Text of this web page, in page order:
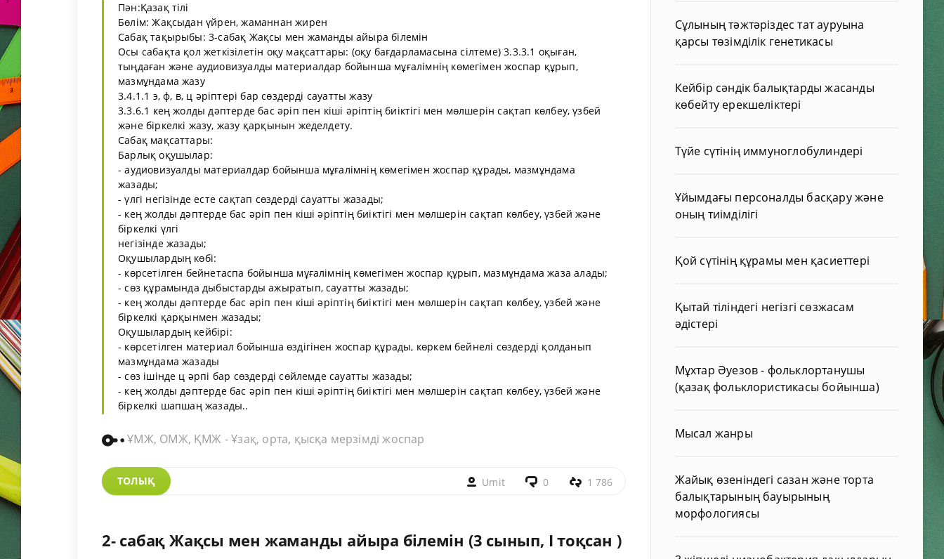
Пән:Қазақ тілі
Бөлім: Жақсыдан үйрен, жаманнан жирен
Сабақ тақырыбы: 3-сабақ Жақсы мен жаманды айыра білемін
Осы сабақта қол жеткізілетін оқу мақсаттары: (оқу бағдарламасына сілтеме) 3.3.3.1 оқыған,
тыңдаған және аудиовизуалды материалдар бойынша мұғалімнің көмегімен жоспар құрып,
мазмұндама жазу
3.4.1.1 э, ф, в, ц әріптері бар сөздерді сауатты жазу
3.3.6.1 кең жолды дәптерде бас әріп пен кіші әріптің биіктігі мен мөлшерін сақтап көлбеу, үзбей
және біркелкі жазу, жазу қарқынын жеделдету.
Сабақ мақсаттары:
Барлық оқушылар:
- аудиовизуалды материалдар бойынша мұғалімнің көмегімен жоспар құрады, мазмұндама
жазады;
- үлгі негізінде есте сақтап сөздерді сауатты жазады;
- кең жолды дәптерде бас әріп пен кіші әріптің биіктігі мен мөлшерін сақтап көлбеу, үзбей және
біркелкі үлгі
негізінде жазады;
Оқушылардың көбі:
- көрсетілген бейнетаспа бойынша мұғалімнің көмегімен жоспар құрып, мазмұндама жаза алады;
- сөз құрамында дыбыстарды ажыратып, сауатты жазады;
- кең жолды дәптерде бас әріп пен кіші әріптің биіктігі мен мөлшерін сақтап көлбеу, үзбей және
біркелкі қарқынмен жазады;
Оқушылардың кейбірі:
- көрсетілген материал бойынша өздігінен жоспар құрады, көркем бейнелі сөздерді қолданып
мазмұндама жазады
- сөз ішінде ц әрпі бар сөздерді сөйлемде сауатты жазады;
- кең жолды дәптерде бас әріп пен кіші әріптің биіктігі мен мөлшерін сақтап көлбеу, үзбей және
біркелкі шапшаң жазады..
ҰМЖ, ОМЖ, ҚМЖ - Ұзақ, орта, қысқа мерзімді жоспар
ТОЛЫҚ Umit 0 1 786
2- сабақ Жақсы мен жаманды айыра білемін (3 сынып, I тоқсан )
Сұлының тәжтәріздес тат ауруына
қарсы төзімділік генетикасы
Кейбір сәндік балықтарды жасанды
көбейту ерекшеліктері
Түйе сүтінің иммуноглобулиндері
Ұйымдағы персоналды басқару және
оның тиімділігі
Қой сүтінің құрамы мен қасиеттері
Қытай тіліндегі негізгі сөзжасам
әдістері
Мұхтар Әуезов - фольклортанушы
(қазақ фольклористикасы бойынша)
Мысал жанры
Жайық өзеніндегі сазан және торта
балықтарының бауырының
морфологиясы